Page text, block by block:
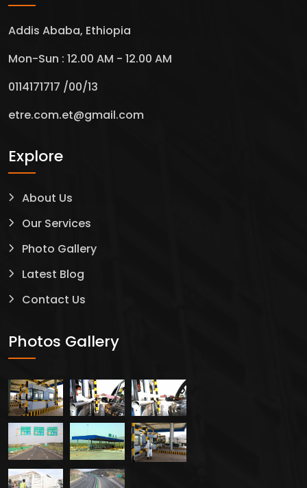
Addis Ababa, Ethiopia
Mon-Sun : 12.00 AM - 12.00 AM
0114171717 /00/13
etre.com.et@gmail.com
Explore
About Us
Our Services
Photo Gallery
Latest Blog
Contact Us
Photos Gallery